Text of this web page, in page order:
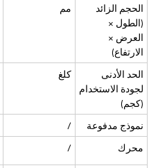
الحجم الزائد
(الطول ×
العرض ×
الارتفاع)
مم
الحد الأدنى
لجودة الاستخدام
(كجم)
كلغ
نموذج مدفوعة /
محرك
/